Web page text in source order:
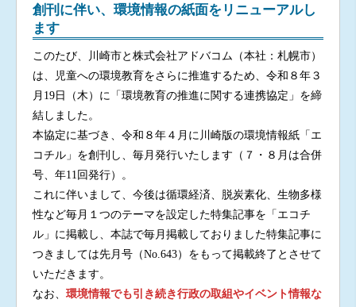
創刊に伴い、環境情報の紙面をリニューアルし
ます
このたび、川崎市と株式会社アドバコム（本社：札幌市）
は、児童への環境教育をさらに推進するため、令和８年３
月19日（木）に「環境教育の推進に関する連携協定」を締
結しました。
本協定に基づき、令和８年４月に川崎版の環境情報紙「エ
コチル」を創刊し、毎月発行いたします（７・８月は合併
号、年11回発行）。
これに伴いまして、今後は循環経済、脱炭素化、生物多様
性など毎月１つのテーマを設定した特集記事を「エコチ
ル」に掲載し、本誌で毎月掲載しておりました特集記事に
つきましては先月号（No.643）をもって掲載終了とさせて
いただきます。
なお、 環境情報でも引き続き行政の取組やイベント情報な